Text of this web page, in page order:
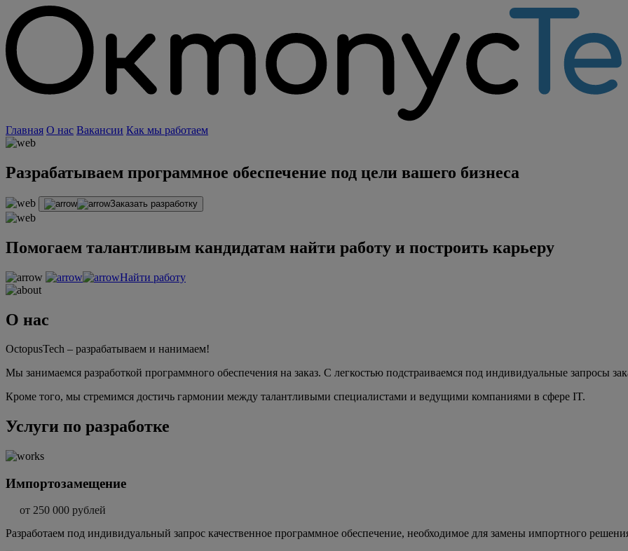
Главная О нас Вакансии Как мы работаем
Разрабатываем программное обеспечение под цели вашего бизнеса
Заказать разработку
Помогаем талантливым кандидатам найти работу и построить карьеру
Найти работу
О нас
OctopusTech – разрабатываем и нанимаем!
Мы занимаемся разработкой программного обеспечения на заказ. С легкостью подстраиваемся под индивидуальные запросы
Кроме того, мы стремимся достичь гармонии между талантливыми специалистами и ведущими компаниями в сфере IT.
Услуги по разработке
Импортозамещение
от 250 000 рублей
Разработаем под индивидуальный запрос качественное программное обеспечение, необходимое для замены импортного